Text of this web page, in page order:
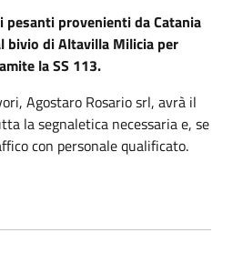
pesanti provenienti da Catania
di Altavilla Milicia per
la SS 113.
Agostaro Rosario srl, avrà il
la segnaletica necessaria e, se
con personale qualificato.